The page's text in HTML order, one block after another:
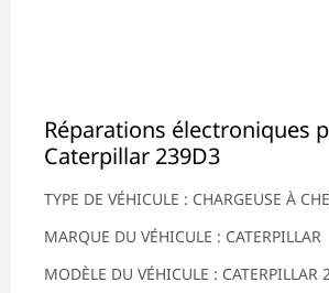
Réparations électroniques
Caterpillar 239D3
TYPE DE VÉHICULE : CHARGEUSE À
MARQUE DU VÉHICULE : CATERPILLAR
MODÈLE DU VÉHICULE : CATERPILLAR